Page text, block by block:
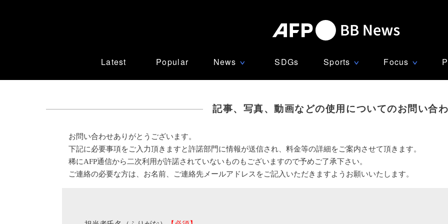
Latest Popular News ∨ SDGs Sports ∨ Focus ∨
記事、写真、動画などの使用についてのお問い合
お問い合わせありがとうございます。
下記に必要事項をご入力頂きますと許諾部門に情報が送信され、料金等の詳細をご案内させて頂きます。
稀にAFP通信から二次利用が許諾されていないものもございますので予めご了承下さい。
ご連絡の必要な方は、お名前、ご連絡先メールアドレスをご記入いただきますようお願いいたします。